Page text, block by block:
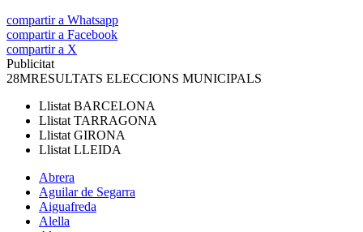
compartir a Whatsapp
compartir a Facebook
compartir a X
Publicitat
28MRESULTATS ELECCIONS MUNICIPALS
Llistat BARCELONA
Llistat TARRAGONA
Llistat GIRONA
Llistat LLEIDA
Abrera
Aguilar de Segarra
Aiguafreda
Alella